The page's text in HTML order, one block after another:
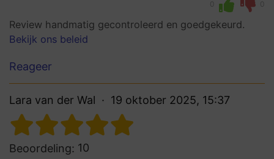
0 0
Review handmatig gecontroleerd en goedgekeurd.
Bekijk ons beleid
Reageer
Lara van der Wal 19 oktober 2025, 15:37
Beoordeling: 10